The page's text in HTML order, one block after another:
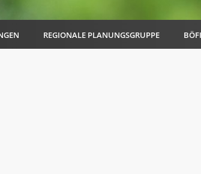
REGIONALE PLANUNGSGRUPPE